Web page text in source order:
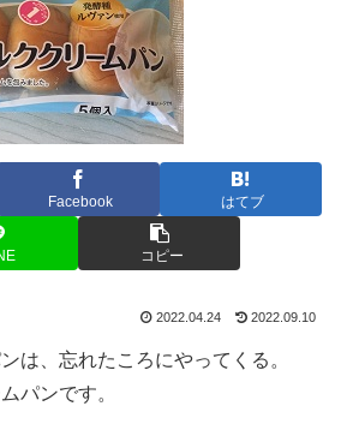
Facebook はてブ
コピー
2022.04.24 2022.09.10
は、忘れたころにやってくる。
パンです。